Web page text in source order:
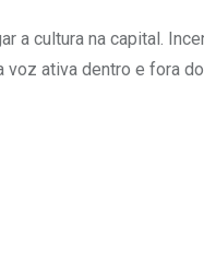
a cultura na capital.
voz ativa dentro e fora